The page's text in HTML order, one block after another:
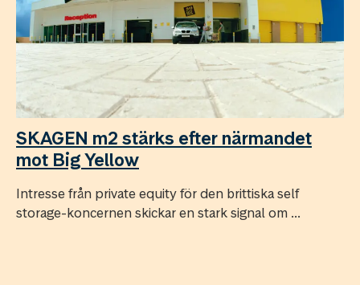
SKAGEN m2 stärks efter närmandet
mot Big Yellow
Intresse från private equity för den brittiska self
storage-koncernen skickar en stark signal om ...